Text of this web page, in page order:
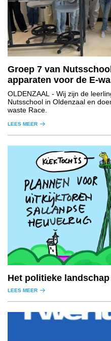
Groep 7 van
apparaten voor de E-
OLDENZAAL - Wij zijn de
Nutsschool in Oldenzaal en
waste Race.
LEES MEER
Het politieke
LEES MEER